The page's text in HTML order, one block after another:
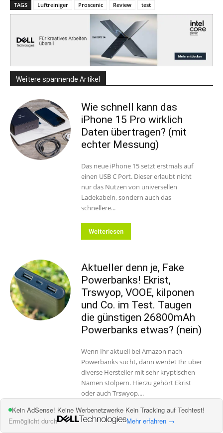
TAGS Luftreiniger Proscenic Review test
Weitere spannende Artikel
Wie schnell kann das
iPhone 15 Pro wirklich
Daten übertragen? (mit
echter Messung)
Das neue iPhone 15 setzt erstmals auf
einen USB C Port. Dieser erlaubt nicht
nur das Nutzen von universellen
Ladekabeln, sondern auch das
schnellere...
Weiterlesen
Aktueller denn je, Fake
Powerbanks! Ekrist,
Trswyop, VOOE, kilponen
und Co. im Test. Taugen
die günstigen 26800mAh
Powerbanks etwas? (nein)
Wenn Ihr aktuell bei Amazon nach
Powerbanks sucht, dann werdet Ihr über
diverse Hersteller mit sehr kryptischen
Namen stolpern. Hierzu gehört Ekrist
oder auch Trswyop....
Weiterlesen
Kein AdSense! Keine Werbenetzwerke Kein Tracking auf Techtest!
Ermöglicht durch
Mehr erfahren →